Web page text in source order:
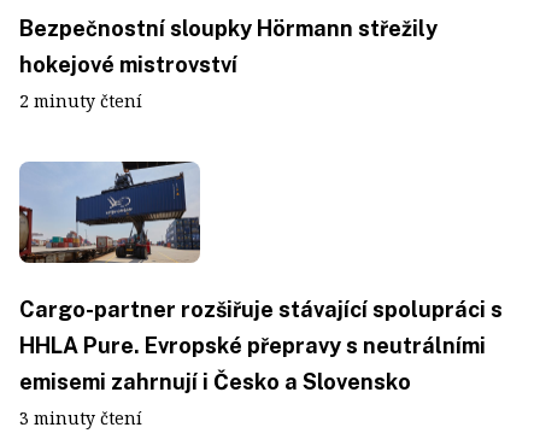
Bezpečnostní sloupky Hörmann střežily
hokejové mistrovství
2 minuty čtení
Cargo-partner rozšiřuje stávající spolupráci s
HHLA Pure. Evropské přepravy s neutrálními
emisemi zahrnují i Česko a Slovensko
3 minuty čtení